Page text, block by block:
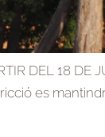
DEL 18 DE
es